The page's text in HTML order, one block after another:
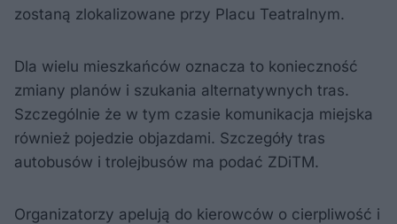
zostaną zlokalizowane przy Placu Teatralnym.
Dla wielu mieszkańców oznacza to konieczność
zmiany planów i szukania alternatywnych tras.
Szczególnie że w tym czasie komunikacja miejska
również pojedzie objazdami. Szczegóły tras
autobusów i trolejbusów ma podać ZDiTM.
Organizatorzy apelują do kierowców o cierpliwość i